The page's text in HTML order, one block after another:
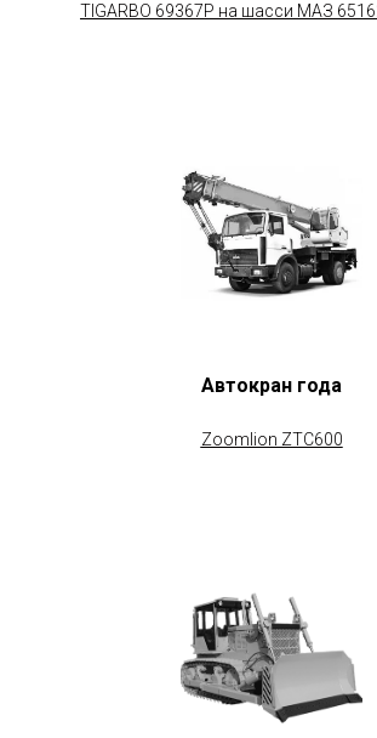
TIGARBO 69367Р на шасси МАЗ
Автокран года
Zoomlion ZTC600